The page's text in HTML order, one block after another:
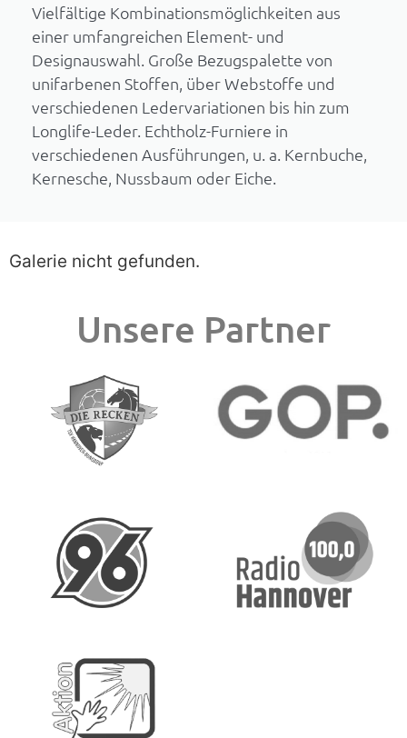
Vielfältige Kombinationsmöglichkeiten aus
einer umfangreichen Element- und
Designauswahl. Große Bezugspalette von
unifarbenen Stoffen, über Webstoffe und
verschiedenen Ledervariationen bis hin zum
Longlife-Leder. Echtholz-Furniere in
verschiedenen Ausführungen, u. a. Kernbuche,
Kernesche, Nussbaum oder Eiche.
Galerie nicht gefunden.
Unsere Partner